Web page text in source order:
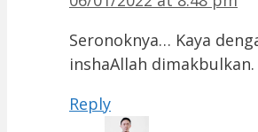
Seronoknya… Kaya
inshaAllah dimakbulkan.
Reply